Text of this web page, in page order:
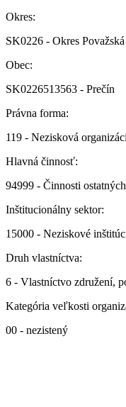
Okres:
SK0226 - Okres
Obec:
SK0226513563 - Prečín
Právna forma:
119 - Nezisková
Hlavná činnosť:
94999 - Činnosti
Inštitucionálny sektor:
15000 - Neziskové
Druh vlastníctva:
6 - Vlastníctvo združení,
Kategória veľkosti
00 - nezistený